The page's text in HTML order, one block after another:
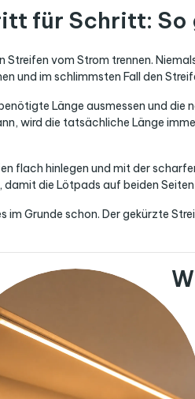
für Schritt: So
Streifen vom Strom trennen.
und im schlimmsten Fall den
Länge ausmessen und die
wird die tatsächliche Länge
flach hinlegen und mit der
damit die Lötpads auf beiden
im Grunde schon. Der gekürzte